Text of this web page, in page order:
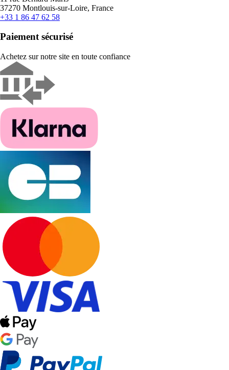
37270 Montlouis-sur-Loire, France
+33 1 86 47 62 58
Paiement sécurisé
Achetez sur notre site en toute confiance